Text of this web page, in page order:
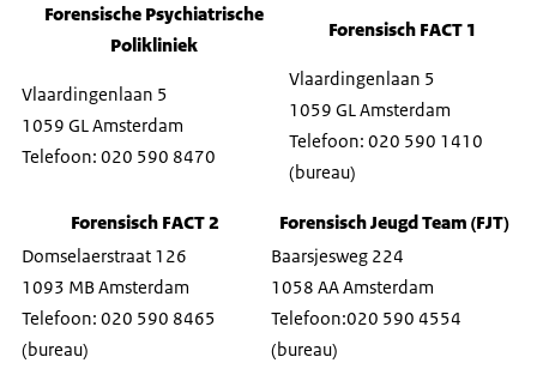
Forensische Psychiatrische
Polikliniek
Forensisch FACT 1
Vlaardingenlaan 5
1059 GL Amsterdam
Telefoon: 020 590 8470
Vlaardingenlaan 5
1059 GL Amsterdam
Telefoon: 020 590 1410
(bureau)
Forensisch FACT 2
Forensisch Jeugd Team (FJT)
Domselaerstraat 126
1093 MB Amsterdam
Telefoon: 020 590 8465
(bureau)
Baarsjesweg 224
1058 AA Amsterdam
Telefoon:020 590 4554
(bureau)